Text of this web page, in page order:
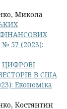
Микола
№ 57 (2023):
ЦИФРОВІ
В США
Економіка
Костянтин